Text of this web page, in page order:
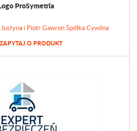
ProSymetria
i Piotr Gawron Spółka Cywilna
ZAPYTAJ O PRODUKT